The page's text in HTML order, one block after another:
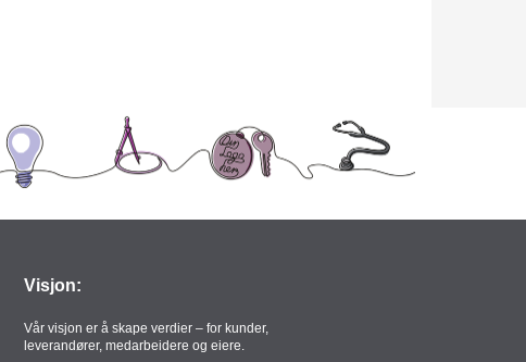
Visjon:
Vår visjon er å skape verdier – for kunder,
leverandører, medarbeidere og eiere.